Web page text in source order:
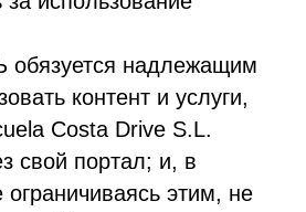
надлежащим
контент и услуги,
Costa Drive S.L.
свой портал; и, в
ограничиваясь этим, не